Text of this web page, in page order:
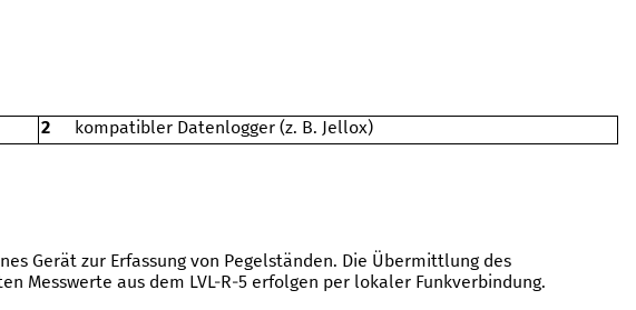
2 kompatibler Datenlogger (z. B. Jellox)
Gerät zur Erfassung von Pegelständen. Die Übermittlung des
Messwerte aus dem LVL-R-5 erfolgen per lokaler Funkverbindung.